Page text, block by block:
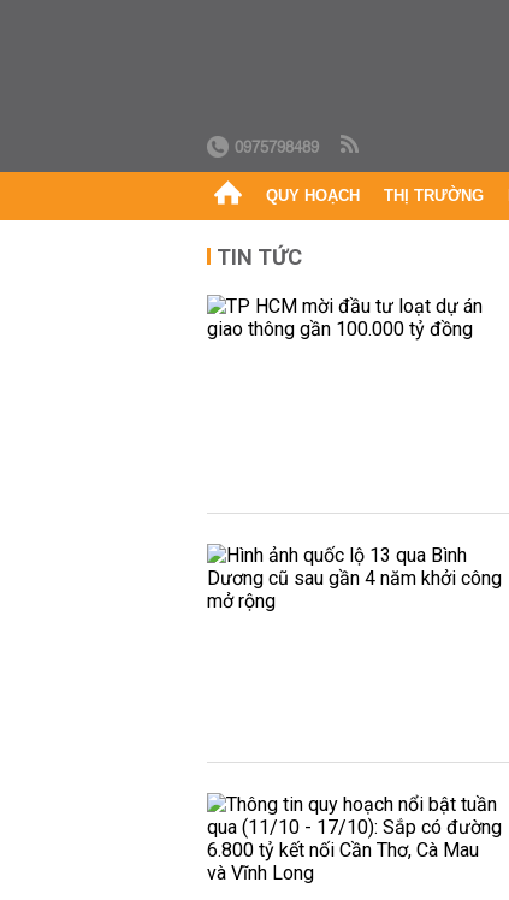
0975798489
QUY HOẠCH THỊ TRƯỜNG
TIN TỨC